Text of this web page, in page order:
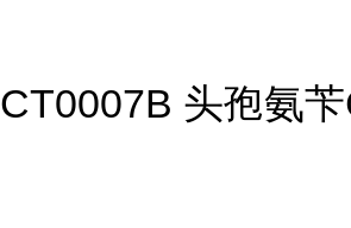
CT0007B 头孢氨